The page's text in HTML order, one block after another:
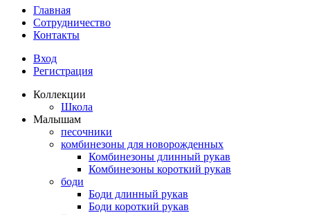
Главная
Сотрудничество
Контакты
Вход
Регистрация
Коллекции
Школа
Малышам
песочники
комбинезоны для новорожденных
Комбинезоны длинный рукав
Комбинезоны короткий рукав
боди
Боди длинный рукав
Боди короткий рукав